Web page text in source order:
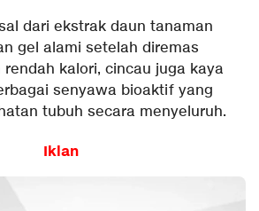
dari ekstrak daun tanaman
gel alami setelah diremas
rendah kalori, cincau juga kaya
senyawa bioaktif yang
tubuh secara menyeluruh.
Iklan